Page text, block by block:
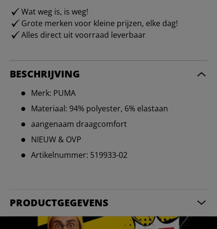
Wat weg is, is weg!
Grote merken voor kleine prijzen, elke dag!
Alles direct uit voorraad leverbaar
BESCHRIJVING
Merk: PUMA
Materiaal: 94% polyester, 6% elastaan
aangenaam draagcomfort
NIEUW & OVP
Artikelnummer: 519933-02
PRODUCTGEGEVENS